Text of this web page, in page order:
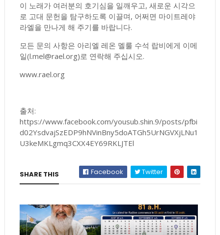
이 노래가 여러분의 호기심을 일깨우고, 새로운 시각으
로 고대 문헌을 탐구하도록 이끌며, 어쩌면 마이트레야
라엘을 만나게 해 주기를 바랍니다.
모든 문의 사항은 아리엘 레온 멜룰 수석 랍비에게 이메
일(l.mel@rael.org)로 연락해 주십시오.
www.rael.org
출처:
https://www.facebook.com/yousub.shin.9/posts/pfbi
d02YsdvajSzEDP9hNVinBny5doATGh5UrNGVXjLNu1
U3keMKLgmq3CXX4EY69RKLJTEl
SHARE THIS Facebook Twitter